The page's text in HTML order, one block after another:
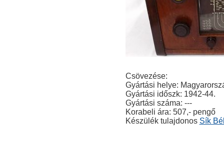
Csövezése:
Gyártási helye:
Gyártási időszk: 1942-44.
Gyártási száma: ---
Korabeli ára: 507,- pengő
Készülék tulajdonos Sík